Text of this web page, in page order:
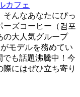
カフェ
そんなあなたにぴっ
ーズコーヒー（컴포
の大人気グループ
モデルを務めてい
も話題沸騰中！今
にはぜひ立ち寄り